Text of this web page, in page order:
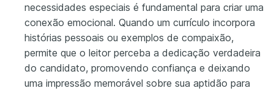
necessidades especiais é fundamental para criar uma
conexão emocional. Quando um currículo incorpora
histórias pessoais ou exemplos de compaixão,
permite que o leitor perceba a dedicação verdadeira
do candidato, promovendo confiança e deixando
uma impressão memorável sobre sua aptidão para